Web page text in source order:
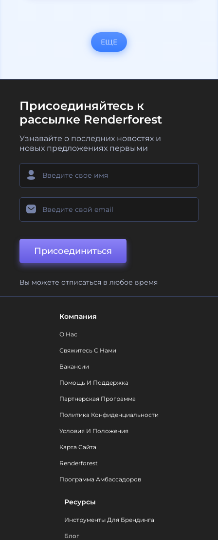
ЕЩЕ
Присоединяйтесь к
рассылке Renderforest
Узнавайте о последних новостях и
новых предложениях первыми
Присоединиться
Вы можете отписаться в любое время
Компания
О Нас
Свяжитесь С Нами
Вакансии
Помощь И Поддержка
Партнерская Программа
Политика Конфиденциальности
Условия И Положения
Карта Сайта
Renderforest
Программа Амбассадоров
Ресурсы
Инструменты Для Брендинга
Блог